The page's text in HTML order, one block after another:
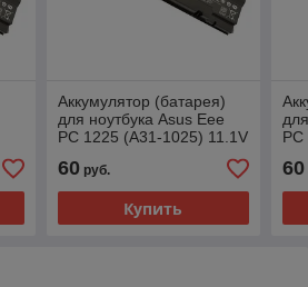
Аккумулятор (батарея)
для ноутбука Asus Eee
PC 1225 (A31-1025) 11.1V
60руб.
Купить
60